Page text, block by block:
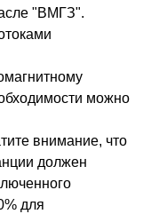
"ВМГЗ".
можно
внимание, что
должен
для